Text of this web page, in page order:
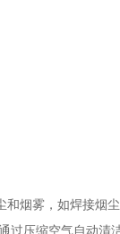
和烟雾，如焊接烟
过压缩空气自动清